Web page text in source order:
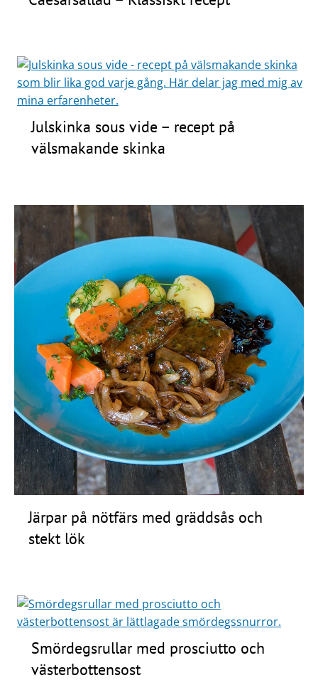
Julskinka sous vide – recept på
välsmakande skinka
Järpar på nötfärs med gräddsås och
stekt lök
Smördegsrullar med prosciutto och
västerbottensost